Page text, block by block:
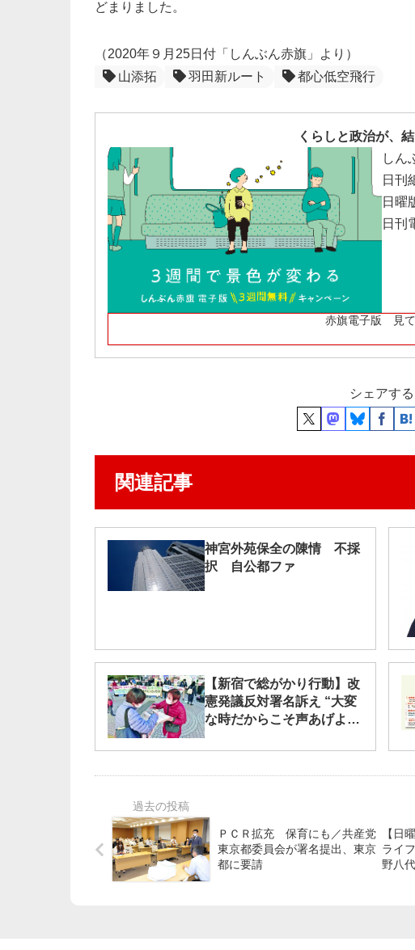
どまりました。
（2020年９月25日付「しんぶん赤旗」より）
山添拓
羽田新ルート 都心低空飛行
くらしと政治が、結
しん
日刊
日曜
日刊
赤旗電子版 見
シェアする
関連記事
神宮外苑保全の陳情 不採
択 自公都ファ
【新宿で総がかり行動】改
憲発議反対署名訴え “大変
な時だからこそ声あげよ
ＰＣＲ拡充 保育にも／共産党
東京都委員会が署名提出、東京
都に要請
【日
ライ
野八